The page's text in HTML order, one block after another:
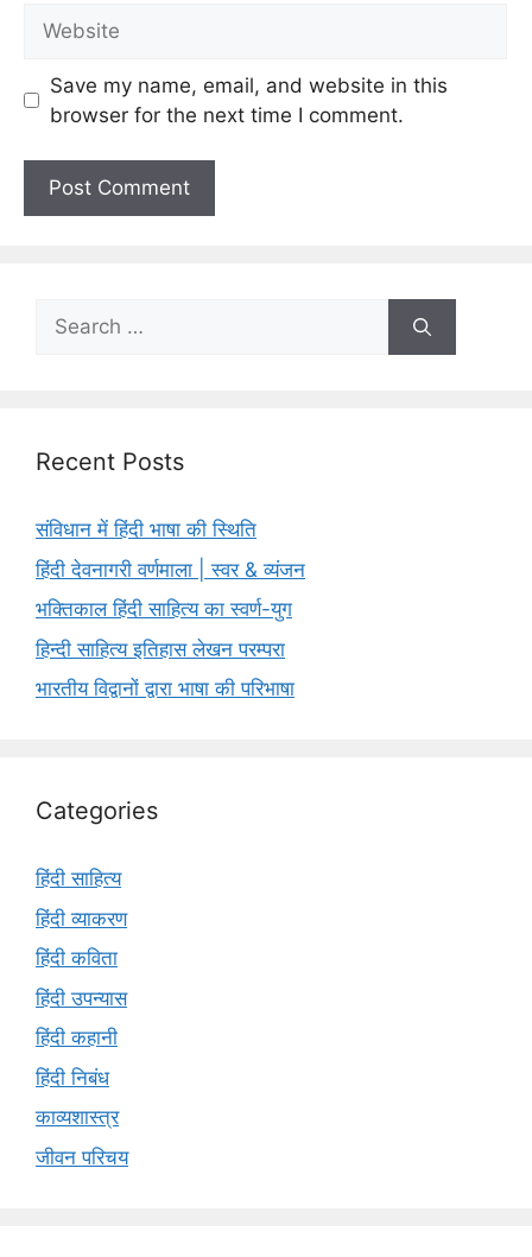
Save my name, email, and website in this
browser for the next time I comment.
Search
for:
Recent Posts
संविधान में हिंदी भाषा की स्थिति
हिंदी देवनागरी वर्णमाला | स्वर & व्यंजन
भक्तिकाल हिंदी साहित्य का स्वर्ण-युग
हिन्दी साहित्य इतिहास लेखन परम्परा
भारतीय विद्वानों द्वारा भाषा की परिभाषा
Categories
हिंदी साहित्य
हिंदी व्याकरण
हिंदी कविता
हिंदी उपन्यास
हिंदी कहानी
हिंदी निबंध
काव्यशास्त्र
जीवन परिचय